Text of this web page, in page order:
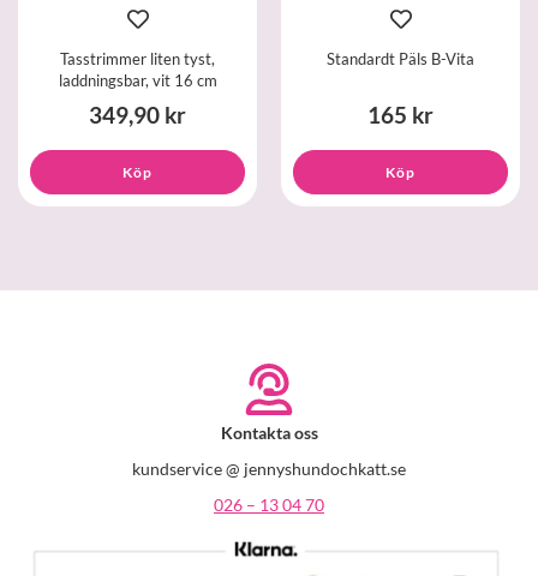
Tasstrimmer liten tyst,
laddningsbar, vit 16 cm
349,90 kr
Köp
Standardt Päls B-Vita
165 kr
Köp
Kontakta oss
kundservice @ jennyshundochkatt.se
026 – 13 04 70